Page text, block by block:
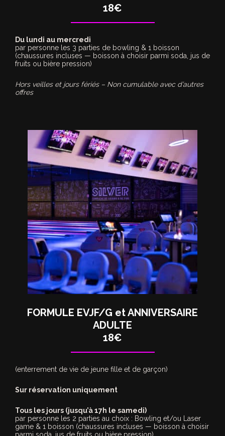
18€
Du lundi au mercredi
par personne les 3 parties de bowling & 1 boisson
(chaussures incluses — boisson à choisir parmi soda, jus de
fruits ou bière pression)
Hors veilles et jours fériés – Non cumulable avec d’autres
offres
FORMULE EVJF/G et ANNIVERSAIRE
ADULTE
18€
(enterrement de vie de jeune fille et de garçon)
Sur réservation uniquement
Tous les jours (jusqu’à 17h le samedi)
par personne les 2 parties au choix : Bowling et/ou Laser
game & 1 boisson (chaussures incluses — boisson à choisir